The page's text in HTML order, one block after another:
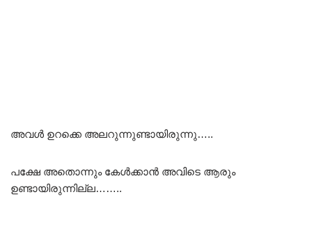
അവൾ ഉറക്കെ അലറുന്നുണ്ടായിരുന്നു…..
പക്ഷേ അതൊന്നും കേൾക്കാൻ അവിടെ ആരും
ഉണ്ടായിരുന്നില്ല……..